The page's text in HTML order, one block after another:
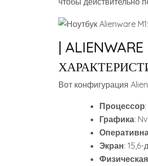
|
Вот конфигурация
Процессор
Графика:
Экран: